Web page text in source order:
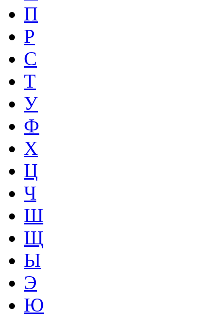
П
Р
С
Т
У
Ф
Х
Ц
Ч
Ш
Щ
Ы
Э
Ю